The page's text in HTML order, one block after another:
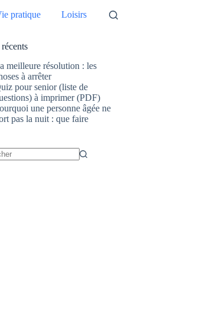
pratique Loisirs
meilleure résolution : les
à arrêter
pour senior (liste de
à imprimer (PDF)
une personne âgée ne
pas la nuit : que faire